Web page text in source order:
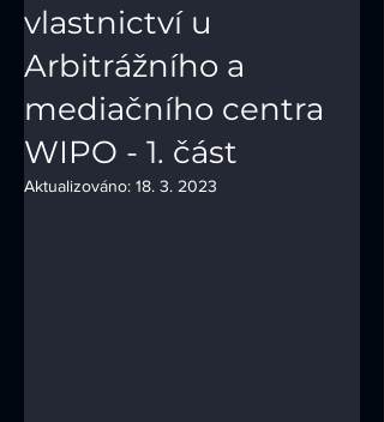
vlastnictví u
Arbitrážního a
mediačního centra
WIPO - 1. část
Aktualizováno: 18. 3. 2023